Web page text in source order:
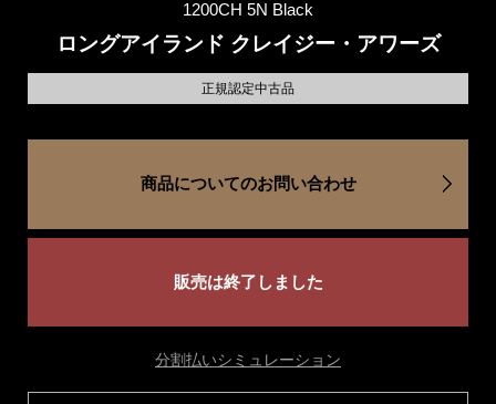
1200CH 5N Black
ロングアイランド クレイジー・アワーズ
正規認定中古品
商品についてのお問い合わせ
販売は終了しました
分割払いシミュレーション